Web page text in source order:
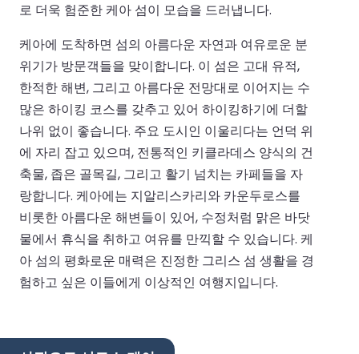
로 더욱 험준한 케아 섬이 모습을 드러냅니다.
케아에 도착하면 섬의 아름다운 자연과 여유로운 분
위기가 방문객들을 맞이합니다. 이 섬은 고대 유적,
한적한 해변, 그리고 아름다운 전망대로 이어지는 수
많은 하이킹 코스를 갖추고 있어 하이킹하기에 더할
나위 없이 좋습니다. 주요 도시인 이울리다는 언덕 위
에 자리 잡고 있으며, 전통적인 키클라데스 양식의 건
축물, 좁은 골목길, 그리고 활기 넘치는 카페들을 자
랑합니다. 케아에는 지알리스카리와 카운두로스를
비롯한 아름다운 해변들이 있어, 수정처럼 맑은 바닷
물에서 휴식을 취하고 여유를 만끽할 수 있습니다. 케
아 섬의 평화로운 매력은 진정한 그리스 섬 생활을 경
험하고 싶은 이들에게 이상적인 여행지입니다.